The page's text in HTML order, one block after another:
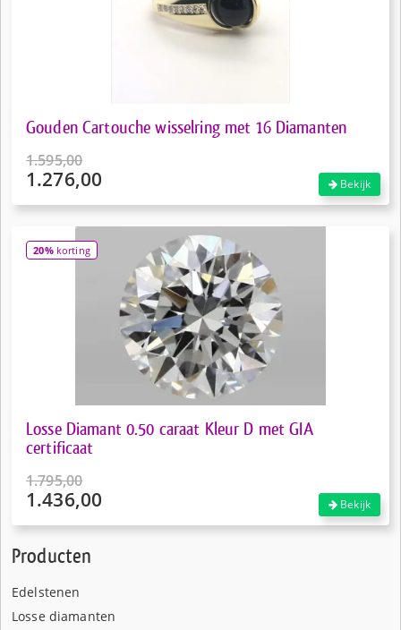
Producten
Edelstenen
Losse diamanten
Gouden Cartouche wisselring met 16 Diamanten
1.595,00
Oorspronkelijke
1.276,00
is:
€1.276,00.
Bekijk
20%korting
Losse Diamant 0.50 caraat Kleur D met GIA
certificaat
1.795,00
Oorspronkelijke
€1.795,00.
1.436,00
is:
Bekijk